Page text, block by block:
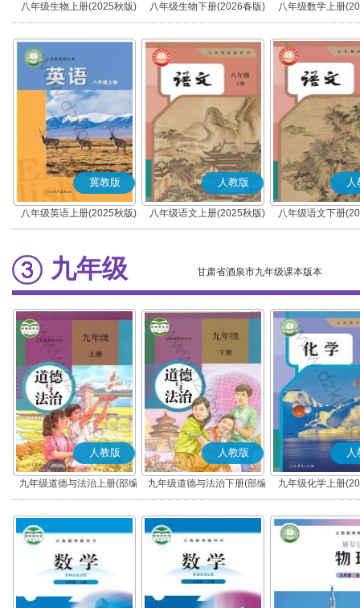
八年级生物上册(2025秋版) 八年级生物下册(2026春版) 八年级数学上册
冀教版
八年级英语上册(2025秋版)
人教版
八年级语文上册(2025秋版)
(部编版)
人
八年级语文下册
(部编版)
九年级 甘肃省酒泉市九年级课本版本
人教版
九年级道德与法治上册(部编
版)
人教版
九年级道德与法治下册(部编
版)
人
九年级化学上册